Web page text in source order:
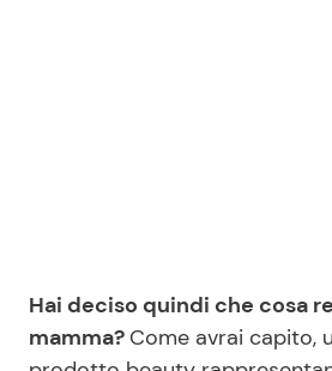
Hai deciso quindi che cosa
mamma? Come avrai capito,